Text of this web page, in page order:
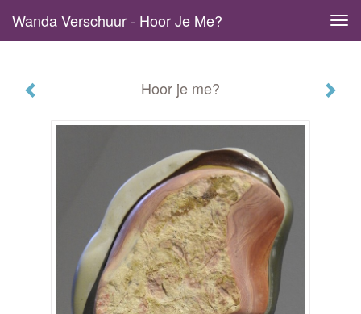
Wanda Verschuur - Hoor Je Me?
Hoor je me?